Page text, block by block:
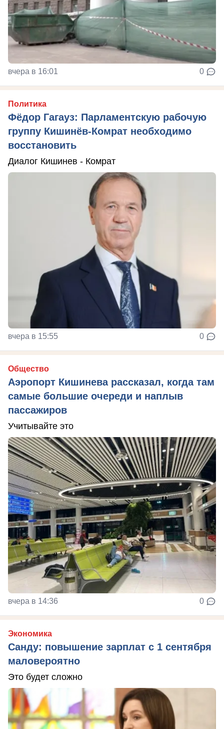
вчера в 16:01 0
Политика
Фёдор Гагауз: Парламентскую рабочую
группу Кишинёв-Комрат необходимо
восстановить
Диалог Кишинев - Комрат
вчера в 15:55 0
Общество
Аэропорт Кишинева рассказал, когда там
самые большие очереди и наплыв
пассажиров
Учитывайте это
вчера в 14:36 0
Экономика
Санду: повышение зарплат с 1 сентября
маловероятно
Это будет сложно